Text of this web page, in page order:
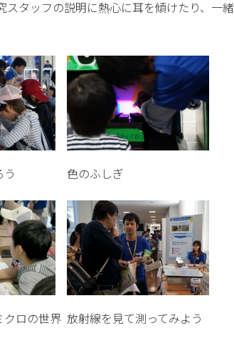
タッフの説明に熱心に耳を傾けたり、一
色のふしぎ
クロの世界 放射線を見て測ってみよう